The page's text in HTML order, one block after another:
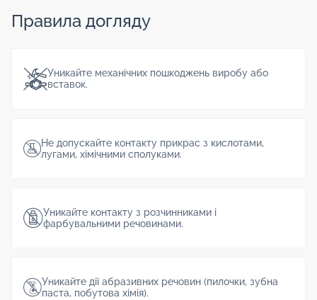
Правила догляду
Уникайте механічних пошкоджень виробу або
вставок.
Не допускайте контакту прикрас з кислотами,
лугами, хімічними сполуками.
Уникайте контакту з розчинниками і
фарбувальними речовинами.
Уникайте дії абразивних речовин (пилочки, зубна
паста, побутова хімія).